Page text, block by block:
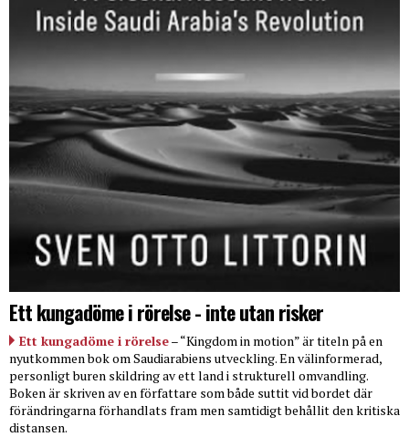
Ett kungadöme i rörelse - inte utan risker
Ett kungadöme i rörelse– “Kingdom in motion” är titeln på en
nyutkommen bok om Saudiarabiens utveckling. En välinformerad,
personligt buren skildring av ett land i strukturell omvandling.
Boken är skriven av en författare som både suttit vid bordet där
förändringarna förhandlats fram men samtidigt behållit den kritiska
distansen.